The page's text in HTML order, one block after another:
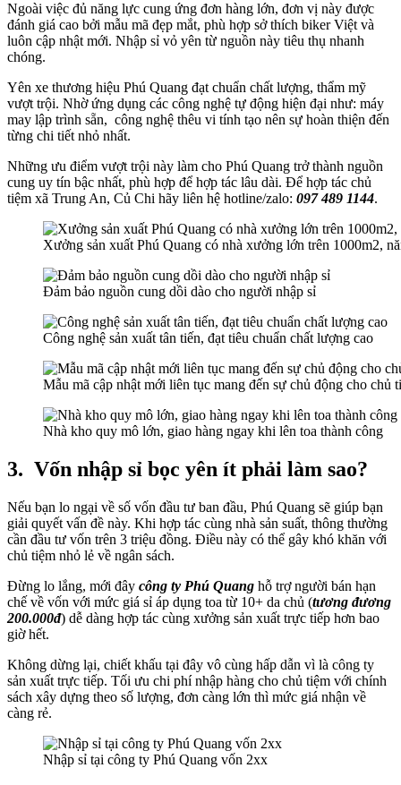
Ngoài việc đủ năng lực cung ứng đơn hàng lớn, đơn vị này được
đánh giá cao bởi mẫu mã đẹp mắt, phù hợp sở thích biker Việt và
luôn cập nhật mới. Nhập sỉ vỏ yên từ nguồn này tiêu thụ nhanh
chóng.
Yên xe thương hiệu Phú Quang đạt chuẩn chất lượng, thẩm mỹ
vượt trội. Nhờ ứng dụng các công nghệ tự động hiện đại như: máy
may lập trình sẵn, công nghệ thêu vi tính tạo nên sự hoàn thiện đến
từng chi tiết nhỏ nhất.
Những ưu điểm vượt trội này làm cho Phú Quang trở thành nguồn
cung uy tín bậc nhất, phù hợp để hợp tác lâu dài. Để hợp tác chủ
tiệm xã Trung An, Củ Chi hãy liên hệ hotline/zalo: 097 489 1144.
Xưởng sản xuất Phú Quang có nhà xưởng lớn trên 1000m2,
Đảm bảo nguồn cung dồi dào cho người nhập sỉ
Công nghệ sản xuất tân tiến, đạt tiêu chuẩn chất lượng cao
Mẫu mã cập nhật mới liên tục mang đến sự chủ động cho chủ
Nhà kho quy mô lớn, giao hàng ngay khi lên toa thành công
3. Vốn nhập sỉ bọc yên ít phải làm sao?
Nếu bạn lo ngại về số vốn đầu tư ban đầu, Phú Quang sẽ giúp bạn
giải quyết vấn đề này. Khi hợp tác cùng nhà sản suất, thông thường
cần đầu tư vốn trên 3 triệu đồng. Điều này có thể gây khó khăn với
chủ tiệm nhỏ lẻ về ngân sách.
Đừng lo lắng, mới đây công ty Phú Quang hỗ trợ người bán hạn
chế về vốn với mức giá sỉ áp dụng toa từ 10+ da chủ (tương đương
200.000đ) dễ dàng hợp tác cùng xưởng sản xuất trực tiếp hơn bao
giờ hết.
Không dừng lại, chiết khấu tại đây vô cùng hấp dẫn vì là công ty
sản xuất trực tiếp. Tối ưu chi phí nhập hàng cho chủ tiệm với chính
sách xây dựng theo số lượng, đơn càng lớn thì mức giá nhận về
càng rẻ.
Nhập sỉ tại công ty Phú Quang vốn 2xx